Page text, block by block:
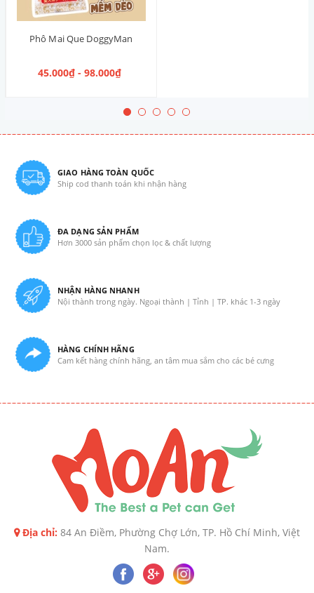
Phô Mai Que DoggyMan
45.000₫ - 98.000₫
GIAO HÀNG TOÀN QUỐC
Ship cod thanh toán khi nhận hàng
ĐA DẠNG SẢN PHẨM
Hơn 3000 sản phẩm chọn lọc & chất lượng
NHẬN HÀNG NHANH
Nội thành trong ngày. Ngoại thành | Tỉnh | TP. khác 1-3 ngày
HÀNG CHÍNH HÃNG
Cam kết hàng chính hãng, an tâm mua sắm cho các bé cưng
Địa chỉ: 84 An Điềm, Phường Chợ Lớn, TP. Hồ Chí Minh, Việt
Nam.